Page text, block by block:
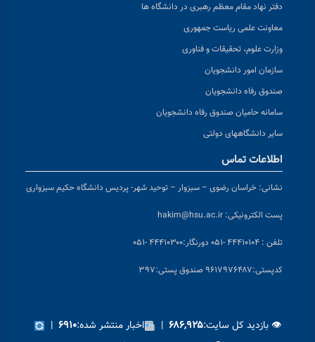
دفتر نهاد مقام معظم رهبری در دانشگاه ها
معاونت علمی ریاست جمهوری
وزارت علوم، تحقیقات و فناوری
سازمان امور دانشجویان
صندوق رفاه دانشجویان
سامانه حامیان صندوق رفاه دانشجویان
سایر دانشگاههای دولتی
اطلاعات تماس
نشانی: خراسان رضوی – سبزوار – توحید شهر- پردیس دانشگاه حکیم سبزواری
پست الکترونیکی: hakim@hsu.ac.ir
تلفن : ۴۴۴۱۰۱۰۴ -۰۵۱ دورنگار:۴۴۴۱۰۳۰۰ -۰۵۱
کدپستی:۹۶۱۷۹۷۶۴۸۷ صندوق پستی:۳۹۷
👁 بازدید کل سایت:۶۸۶,۹۲۵ | اخبار منتشر شده:۶۹۱۰ |